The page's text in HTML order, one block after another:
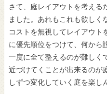
さて、庭レイアウトを考える
ました。あれもこれも欲しく
コストを無視してレイアウト
に優先順位をつけて、何から
一度に全て整えるのが難しく
近づけてくことが出来るのが
しずつ変化していく庭を楽し